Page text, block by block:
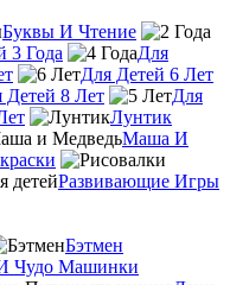
Буквы И Чтение
3 Года
Для
Для Детей 6 Лет
Детей 8 Лет
Для
Лунтик
Маша И
Развивающие Игры
Бэтмен
Чудо Машинки